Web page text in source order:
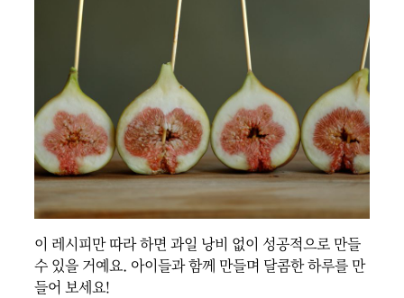
이 레시피만 따라 하면 과일 낭비 없이 성공적으로 만들
수 있을 거예요. 아이들과 함께 만들며 달콤한 하루를 만
들어 보세요!